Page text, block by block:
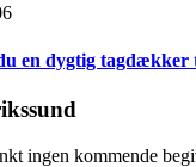
en dygtig tagdækker
ingen kommende